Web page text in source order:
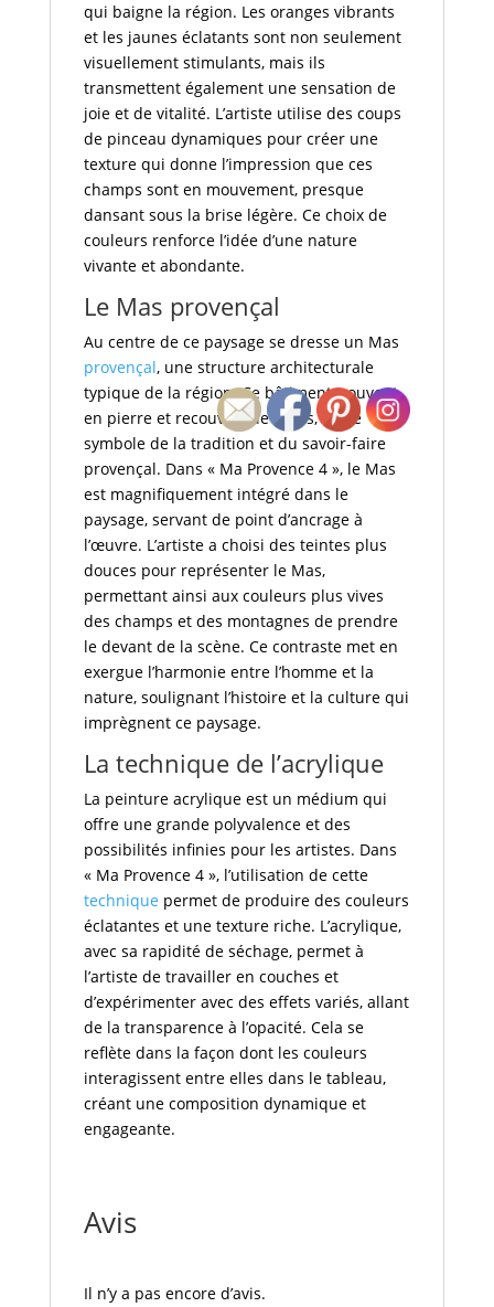
qui baigne la région. Les oranges vibrants
et les jaunes éclatants sont non seulement
visuellement stimulants, mais ils
transmettent également une sensation de
joie et de vitalité. L’artiste utilise des coups
de pinceau dynamiques pour créer une
texture qui donne l’impression que ces
champs sont en mouvement, presque
dansant sous la brise légère. Ce choix de
couleurs renforce l’idée d’une nature
vivante et abondante.
Le Mas provençal
Au centre de ce paysage se dresse un Mas
provençal, une structure architecturale
typique de la région. Ce bâtiment, souvent
en pierre et recouvert de tuiles, est le
symbole de la tradition et du savoir-faire
provençal. Dans « Ma Provence 4 », le Mas
est magnifiquement intégré dans le
paysage, servant de point d’ancrage à
l’œuvre. L’artiste a choisi des teintes plus
douces pour représenter le Mas,
permettant ainsi aux couleurs plus vives
des champs et des montagnes de prendre
le devant de la scène. Ce contraste met en
exergue l’harmonie entre l’homme et la
nature, soulignant l’histoire et la culture qui
imprègnent ce paysage.
La technique de l’acrylique
La peinture acrylique est un médium qui
offre une grande polyvalence et des
possibilités infinies pour les artistes. Dans
« Ma Provence 4 », l’utilisation de cette
technique permet de produire des couleurs
éclatantes et une texture riche. L’acrylique,
avec sa rapidité de séchage, permet à
l’artiste de travailler en couches et
d’expérimenter avec des effets variés, allant
de la transparence à l’opacité. Cela se
reflète dans la façon dont les couleurs
interagissent entre elles dans le tableau,
créant une composition dynamique et
engageante.
Avis
Il n’y a pas encore d’avis.